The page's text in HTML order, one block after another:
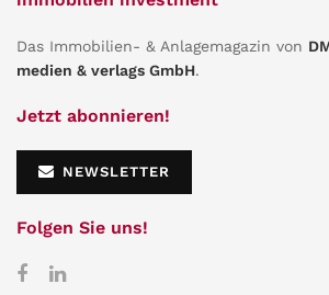
Das Immobilien- & Anlagemagazin von
medien & verlags GmbH.
Jetzt abonnieren!
NEWSLETTER
Folgen Sie uns!